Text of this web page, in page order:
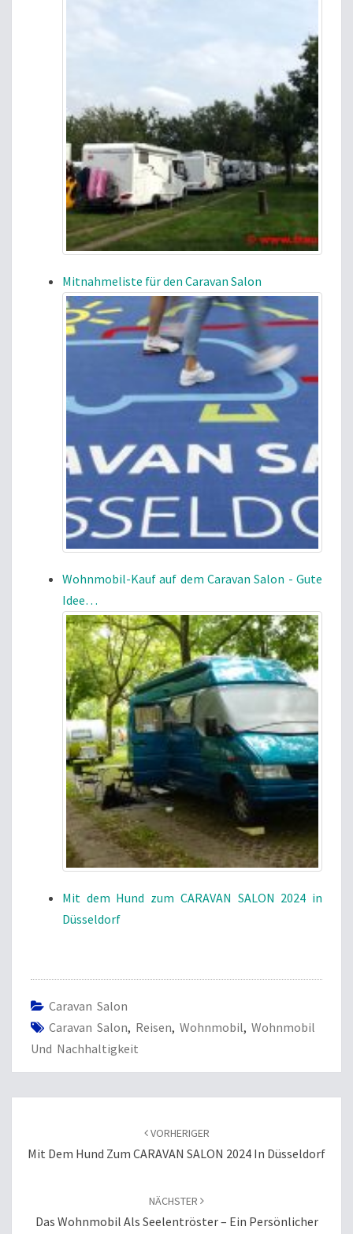
Mitnahmeliste für den Caravan Salon
Wohnmobil-Kauf auf dem Caravan Salon - Gute
Idee…
Mit dem Hund zum CARAVAN SALON 2024 in
Düsseldorf
Caravan Salon
Caravan Salon, Reisen, Wohnmobil, Wohnmobil
Und Nachhaltigkeit
VORHERIGER
Mit Dem Hund Zum CARAVAN SALON 2024 In Düsseldorf
NÄCHSTER
Das Wohnmobil Als Seelentröster – Ein Persönlicher